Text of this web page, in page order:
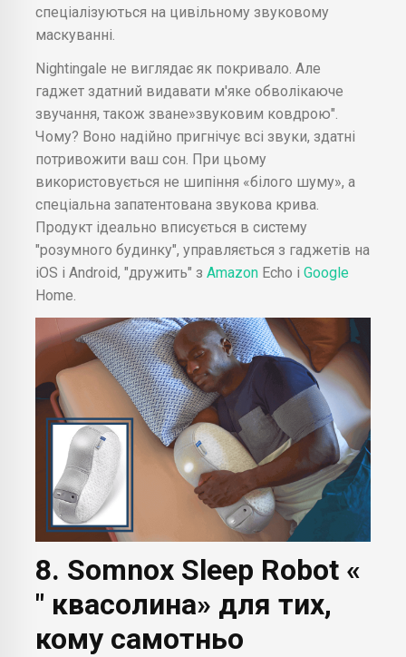
спеціалізуються на цивільному звуковому
маскуванні.
Nightingale не виглядає як покривало. Але
гаджет здатний видавати м'яке обволікаюче
звучання, також зване»звуковим ковдрою".
Чому? Воно надійно пригнічує всі звуки, здатні
потривожити ваш сон. При цьому
використовується не шипіння «білого шуму», а
спеціальна запатентована звукова крива.
Продукт ідеально вписується в систему
"розумного будинку", управляється з гаджетів на
iOS і Android, "дружить" з Amazon Echo і Google
Home.
8. Somnox Sleep Robot «
" квасолина» для тих,
кому самотньо